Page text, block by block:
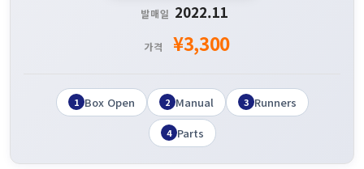
발매일 2022.11
가격 ¥3,300
1 Box Open 2 Manual 3 Runners
4 Parts